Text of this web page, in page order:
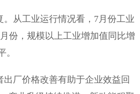
从工业运行情况看，7月份工业
份，规模以上工业增加值同比增
。
厂价格改善有助于企业效益回